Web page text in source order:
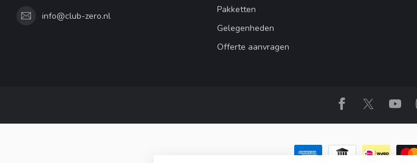
info@club-zero.nl
Pakketten
Gelegenheden
Offerte aanvragen